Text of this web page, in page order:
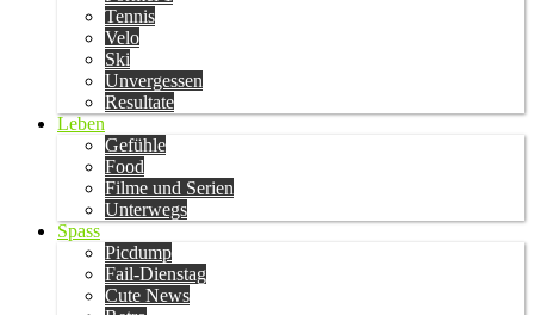
Tennis
Velo
Ski
Unvergessen
Resultate
Leben
Gefühle
Food
Filme und Serien
Unterwegs
Spass
Picdump
Fail-Dienstag
Cute News